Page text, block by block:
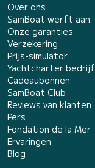
Over ons
SamBoat werft aan
Onze garanties
Verzekering
Prijs-simulator
Yachtcharter bedrijf
Cadeaubonnen
SamBoat Club
Reviews van klanten
Pers
Fondation de la Mer
Ervaringen
Blog